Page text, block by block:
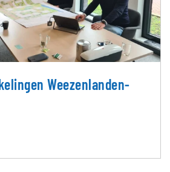
Weezenlanden-